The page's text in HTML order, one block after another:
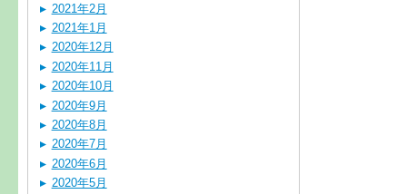
2021年2月
2021年1月
2020年12月
2020年11月
2020年10月
2020年9月
2020年8月
2020年7月
2020年6月
2020年5月